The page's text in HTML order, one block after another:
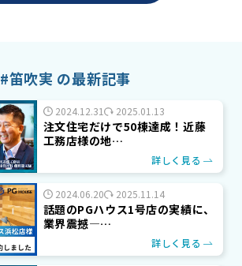
#笛吹実 の最新記事
2024.12.31 2025.01.13
注文住宅だけで50棟達成！近藤
工務店様の地…
詳しく見る
2024.06.20 2025.11.14
話題のPGハウス1号店の実績に、
業界震撼―…
詳しく見る